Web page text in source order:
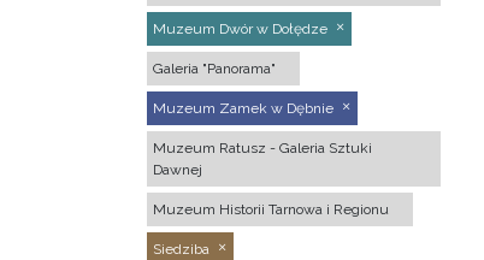
Muzeum Dwór w Dołędze
Galeria "Panorama"
Muzeum Zamek w Dębnie
Muzeum Ratusz - Galeria Sztuki
Dawnej
Muzeum Historii Tarnowa i Regionu
Siedziba